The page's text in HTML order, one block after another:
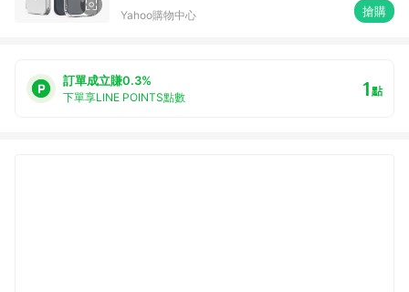
Yahoo購物中心 搶購
訂單成立賺0.3%
下單享LINE POINTS點數 1點